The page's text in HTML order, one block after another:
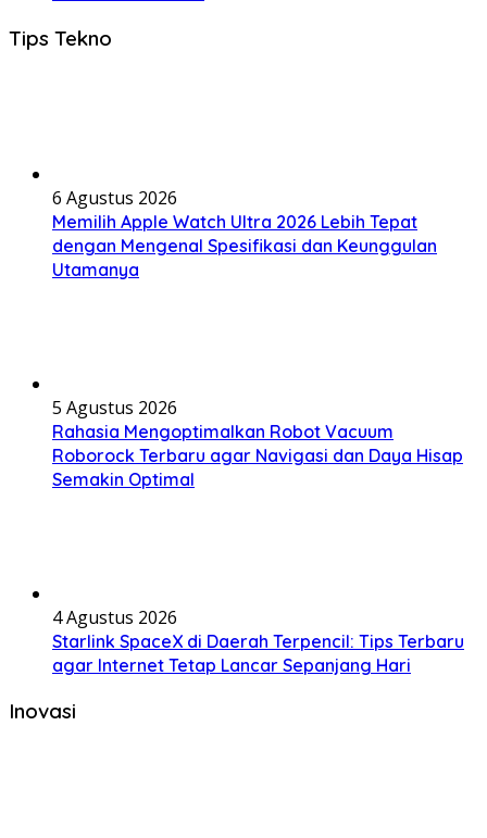
Tips Tekno
6 Agustus 2026
Memilih Apple Watch Ultra 2026 Lebih Tepat
dengan Mengenal Spesifikasi dan Keunggulan
Utamanya
5 Agustus 2026
Rahasia Mengoptimalkan Robot Vacuum
Roborock Terbaru agar Navigasi dan Daya Hisap
Semakin Optimal
4 Agustus 2026
Starlink SpaceX di Daerah Terpencil: Tips Terbaru
agar Internet Tetap Lancar Sepanjang Hari
Inovasi